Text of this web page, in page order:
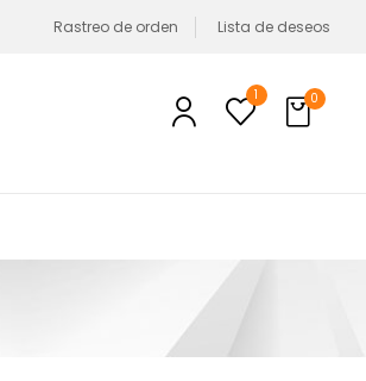
Rastreo de orden Lista de deseos
1 0